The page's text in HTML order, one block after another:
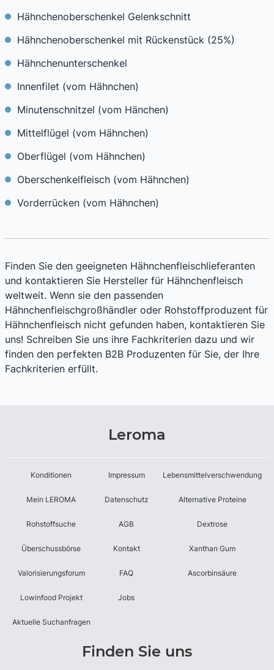
Hähnchenoberschenkel Gelenkschnitt
Hähnchenoberschenkel mit Rückenstück (25%)
Hähnchenunterschenkel
Innenfilet (vom Hähnchen)
Minutenschnitzel (vom Hänchen)
Mittelflügel (vom Hähnchen)
Oberflügel (vom Hähnchen)
Oberschenkelfleisch (vom Hähnchen)
Vorderrücken (vom Hähnchen)
Finden Sie den geeigneten Hähnchenfleischlieferanten
und kontaktieren Sie Hersteller für Hähnchenfleisch
weltweit. Wenn sie den passenden
Hähnchenfleischgroßhändler oder Rohstoffproduzent für
Hähnchenfleisch nicht gefunden haben, kontaktieren Sie
uns! Schreiben Sie uns ihre Fachkriterien dazu und wir
finden den perfekten B2B Produzenten für Sie, der Ihre
Fachkriterien erfüllt.
Leroma
Konditionen
Mein LEROMA
Rohstoffsuche
Überschussbörse
Valorisierungsforum
Lowinfood Projekt
Aktuelle Suchanfragen
Impressum
Datenschutz
AGB
Kontakt
FAQ
Jobs
Lebensmittelverschwendung
Alternative Proteine
Dextrose
Xanthan Gum
Ascorbinsäure
Finden Sie uns